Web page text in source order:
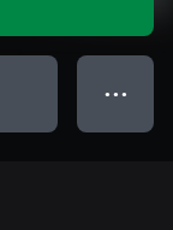
● ● ●